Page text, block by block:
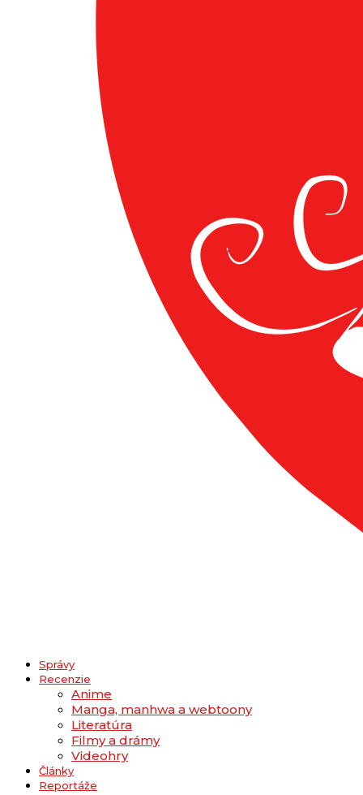
Správy
Recenzie
Anime
Manga, manhwa a webtoony
Literatúra
Filmy a drámy
Videohry
Články
Reportáže